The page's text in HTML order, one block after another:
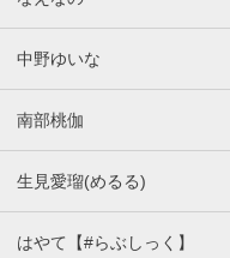
中野ゆいな
南部桃伽
生見愛瑠(めるる)
はやて【#らぶしっく】